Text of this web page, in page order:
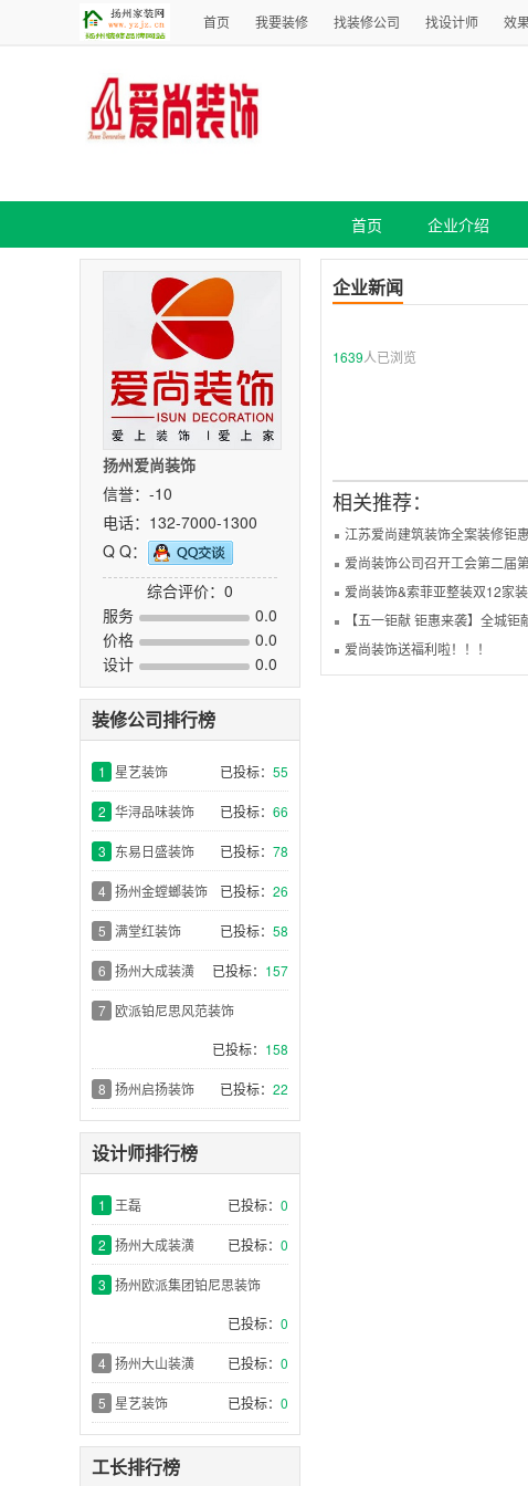
首页 我要装修 找装修公司 找设计师 效
首页 企业介绍
扬州爱尚装饰
信誉：-10
电话：132-7000-1300
Q Q：
综合评价：0
服务
0.0
价格
0.0
设计
0.0
装修公司排行榜
1 星艺装饰 已投标： 55
2 华浔品味装饰 已投标： 66
3 东易日盛装饰 已投标： 78
4 扬州金螳螂装饰 已投标： 26
5 满堂红装饰 已投标： 58
6 扬州大成装潢 已投标： 157
7 欧派铂尼思风范装饰
已投标： 158
8 扬州启扬装饰 已投标： 22
设计师排行榜
1 王磊 已投标： 0
2 扬州大成装潢 已投标： 0
3 扬州欧派集团铂尼思装饰
已投标： 0
4 扬州大山装潢 已投标： 0
5 星艺装饰 已投标： 0
工长排行榜
企业新闻
1639人已浏览
相关推荐：
江苏爱尚建筑装饰全案装修钜惠
爱尚装饰公司召开工会第二届
爱尚装饰&索菲亚整装双12家
【五一钜献 钜惠来袭】全城
爱尚装饰送福利啦！！！